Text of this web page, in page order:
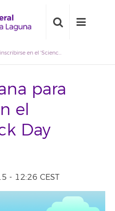
Última semana para inscribirse en el 'Science Hack Day Tenerife'
para
el
Day
- 12:26 CEST